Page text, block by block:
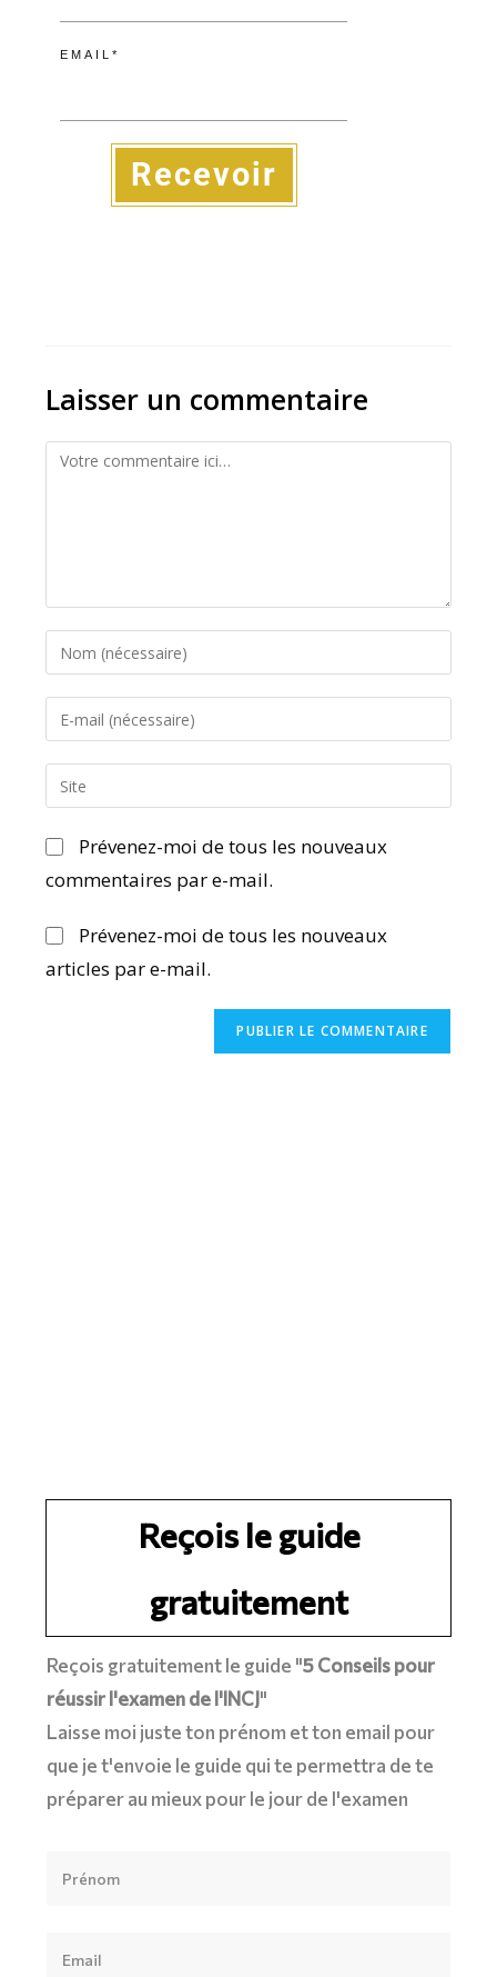
EMAIL*
Recevoir
Laisser un commentaire
Prévenez-moi de tous les nouveaux
commentaires par e-mail.
Prévenez-moi de tous les nouveaux
articles par e-mail.
Reçois le guide
gratuitement
Reçois gratuitement le guide "5 Conseils pour
réussir l'examen de l'INCJ"
Laisse moi juste ton prénom et ton email pour
que je t'envoie le guide qui te permettra de te
préparer au mieux pour le jour de l'examen